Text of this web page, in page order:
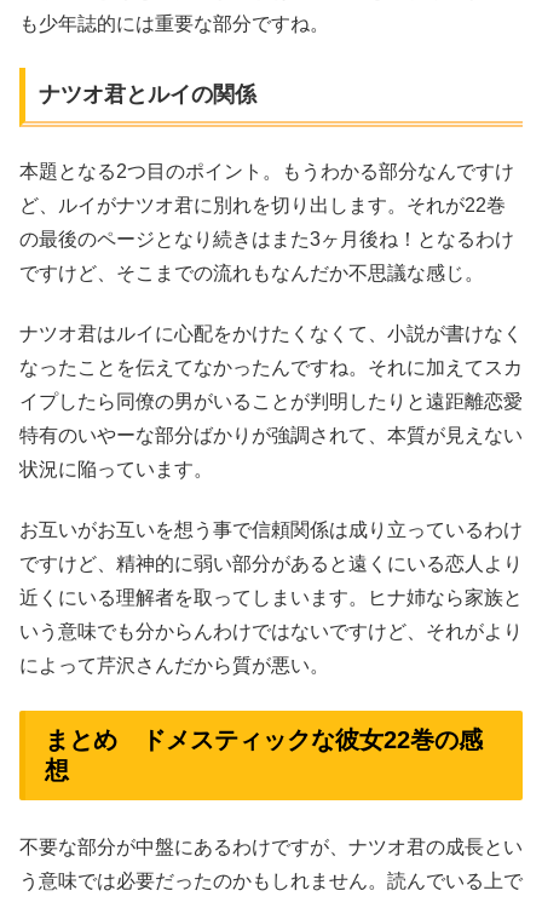
も少年誌的には重要な部分ですね。
ナツオ君とルイの関係
本題となる2つ目のポイント。もうわかる部分なんですけ
ど、ルイがナツオ君に別れを切り出します。それが22巻
の最後のページとなり続きはまた3ヶ月後ね！となるわけ
ですけど、そこまでの流れもなんだか不思議な感じ。
ナツオ君はルイに心配をかけたくなくて、小説が書けなく
なったことを伝えてなかったんですね。それに加えてスカ
イプしたら同僚の男がいることが判明したりと遠距離恋愛
特有のいやーな部分ばかりが強調されて、本質が見えない
状況に陥っています。
お互いがお互いを想う事で信頼関係は成り立っているわけ
ですけど、精神的に弱い部分があると遠くにいる恋人より
近くにいる理解者を取ってしまいます。ヒナ姉なら家族と
いう意味でも分からんわけではないですけど、それがより
によって芹沢さんだから質が悪い。
まとめ ドメスティックな彼女22巻の感
想
不要な部分が中盤にあるわけですが、ナツオ君の成長とい
う意味では必要だったのかもしれません。読んでいる上で